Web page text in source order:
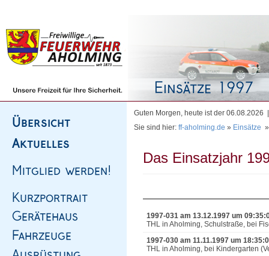
Guten Morgen, heute ist der
Sie sind hier: ff-aholming.de » Einsätze
Das Einsatzjahr
1997-031 am 13.12.1997 um
THL in Aholming, Schulstraße, bei
1997-030 am 11.11.1997 um
THL in Aholming, bei Kindergarten